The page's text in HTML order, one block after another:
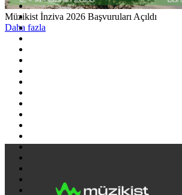
Müzikist İnziva 2026 Başvuruları Açıldı
Daha fazla